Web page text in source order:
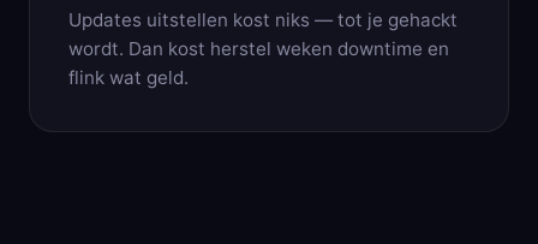
Updates uitstellen kost niks — tot je gehackt
wordt. Dan kost herstel weken downtime en
flink wat geld.